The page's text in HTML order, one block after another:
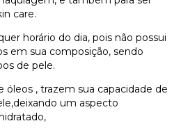
care.
horário do dia, pois não possui
em sua composição, sendo
de pele.
óleos , trazem sua capacidade de
um aspecto